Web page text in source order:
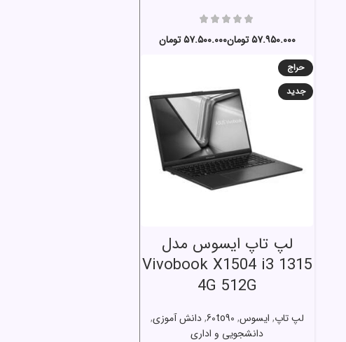
تومان تومان
حراج
جدید
لپ تاپ ایسوس مدل
Vivobook X1504 i3 1315
4G 512G
لپ تاپ, ایسوس,
60to90
,دانش آموزی,
دانشجویی و اداری